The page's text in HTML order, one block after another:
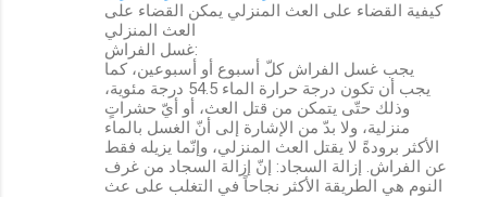
كيفية القضاء على العث المنزلي يمكن القضاء على
العث المنزلي
غسل الفراش:
يجب غسل الفراش كلّ أسبوع أو أسبوعين، كما
يجب أن تكون درجة حرارة الماء 54.5 درجة مئوية،
وذلك حتّى يتمكن من قتل العث، أو أيّ حشراتٍ
منزلية، ولا بدّ من الإشارة إلى أنّ الغسل بالماء
الأكثر برودةً لا يقتل العث المنزلي، وإنّما يزيله فقط
عن الفراش. إزالة السجاد: إنّ إزالة السجاد من غرف
النوم هي الطريقة الأكثر نجاحاً في التغلب على عث